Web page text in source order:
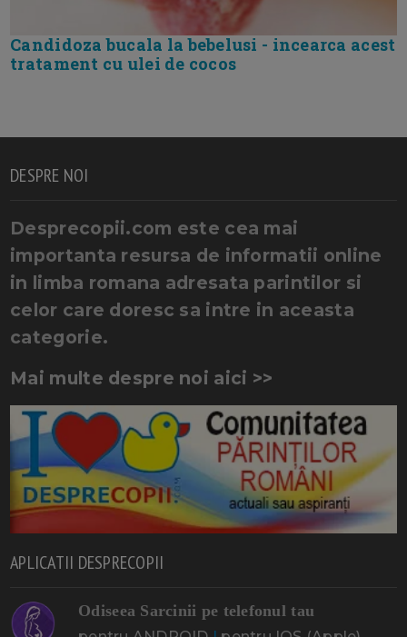
Candidoza bucala la bebelusi - incearca acest
tratament cu ulei de cocos
DESPRE NOI
Desprecopii.com este cea mai
importanta resursa de informatii online
in limba romana adresata parintilor si
celor care doresc sa intre in aceasta
categorie.
Mai multe despre noi aici >>
APLICATII DESPRECOPII
Odiseea Sarcinii pe telefonul tau